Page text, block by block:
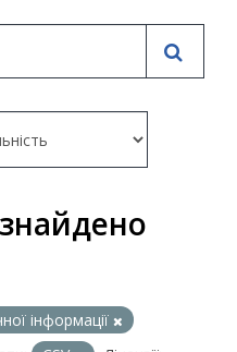
інформації